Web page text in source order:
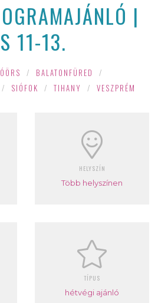
|
11-13.
/ BALATONFÜRED
/
/ SIÓFOK / TIHANY / VESZPRÉM
HELYSZÍN
Több helyszínen
TÍPUS
hétvégi ajánló